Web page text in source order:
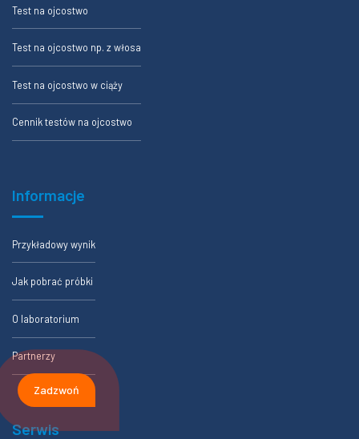
Test na ojcostwo
Test na ojcostwo np. z włosa
Test na ojcostwo w ciąży
Cennik testów na ojcostwo
Informacje
Przykładowy wynik
Jak pobrać próbki
O laboratorium
Partnerzy
Serwis
Zadzwoń